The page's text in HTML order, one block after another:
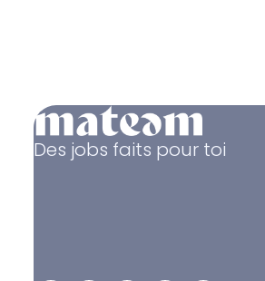
Des jobs faits pour toi